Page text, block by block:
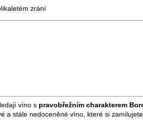
i
s
zrání
víno s pravobřežním charakterem
a stále nedoceněné víno, které si